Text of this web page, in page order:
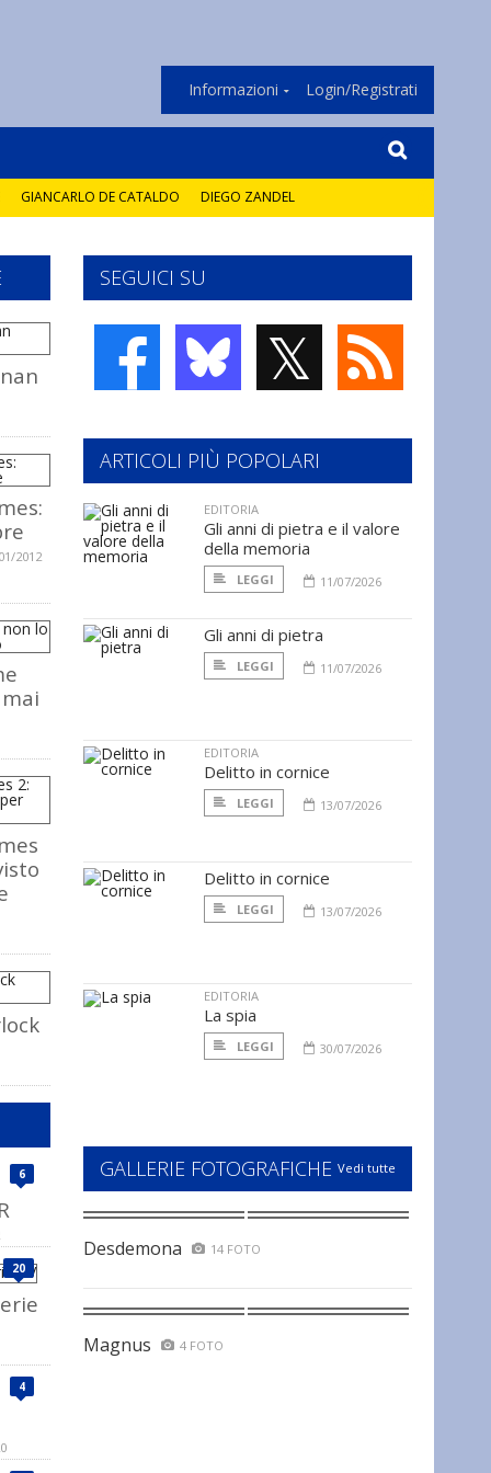
Informazioni Login/Registrati
GIANCARLO DE CATALDO DIEGO ZANDEL
SEGUICI SU
𝕏
2012
6
20
4
ARTICOLI PIÙ POPOLARI
EDITORIA
Gli anni di pietra e il valore
della memoria
LEGGI 11/07/2026
Gli anni di pietra
LEGGI 11/07/2026
EDITORIA
Delitto in cornice
LEGGI 13/07/2026
Delitto in cornice
LEGGI 13/07/2026
EDITORIA
La spia
LEGGI 30/07/2026
GALLERIE FOTOGRAFICHE Vedi tutte
Desdemona 14 FOTO
Magnus 4 FOTO